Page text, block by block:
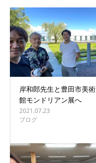
岸和郎先生と豊田市美術
館モンドリアン展へ
2021.07.23
ブログ